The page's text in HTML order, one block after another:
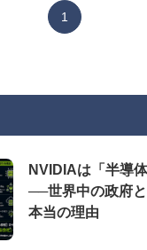
1
NVIDIAは「半導
──世界中の政府
本当の理由